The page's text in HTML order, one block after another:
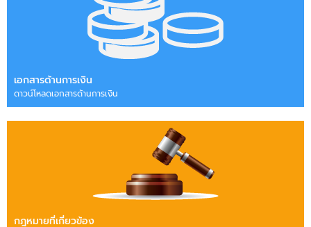
เอกสารด้านการเงิน
ดาวน์โหลดเอกสารด้านการเงิน
กฎหมายที่เกี่ยวข้อง